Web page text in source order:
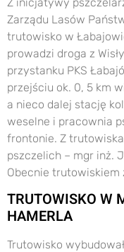
Zarządu Lasów
trutowisko w
prowadzi droga z
przystanku PKS
przejściu ok. 0, 5 km
a nieco dalej stację
weselne i pracownia
frontonie. Z
pszczelich – mgr inż.
Obecnie trutowiskiem
TRUTOWISKO W
HAMERLA
Trutowisko